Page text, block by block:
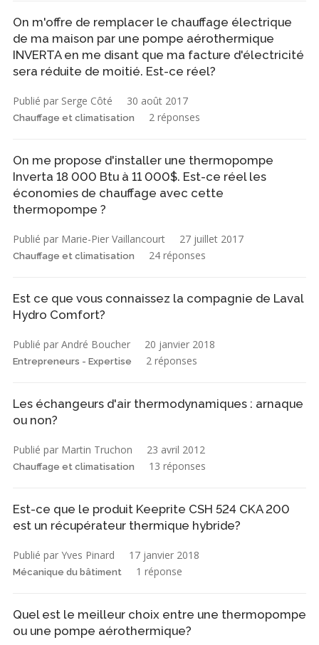
On m'offre de remplacer le chauffage électrique
de ma maison par une pompe aérothermique
INVERTA en me disant que ma facture d'électricité
sera réduite de moitié. Est-ce réel?
Publié par Serge Côté 30 août 2017
Chauffage et climatisation 2 réponses
On me propose d'installer une thermopompe
Inverta 18 000 Btu à 11 000$. Est-ce réel les
économies de chauffage avec cette
thermopompe ?
Publié par Marie-Pier Vaillancourt 27 juillet 2017
Chauffage et climatisation 24 réponses
Est ce que vous connaissez la compagnie de Laval
Hydro Comfort?
Publié par André Boucher 20 janvier 2018
Entrepreneurs - Expertise 2 réponses
Les échangeurs d'air thermodynamiques : arnaque
ou non?
Publié par Martin Truchon 23 avril 2012
Chauffage et climatisation 13 réponses
Est-ce que le produit Keeprite CSH 524 CKA 200
est un récupérateur thermique hybride?
Publié par Yves Pinard 17 janvier 2018
Mécanique du bâtiment 1 réponse
Quel est le meilleur choix entre une thermopompe
ou une pompe aérothermique?